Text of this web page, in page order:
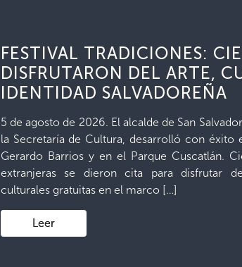
FESTIVAL TRADICIONES:
DISFRUTARON DEL ARTE,
IDENTIDAD SALVADOREÑA
5 de agosto de 2026. El alcalde de San
la Secretaría de Cultura, desarrolló con éxito
Gerardo Barrios y en el Parque Cuscatlán.
extranjeras se dieron cita para disfrutar
culturales gratuitas en el marco […]
Leer